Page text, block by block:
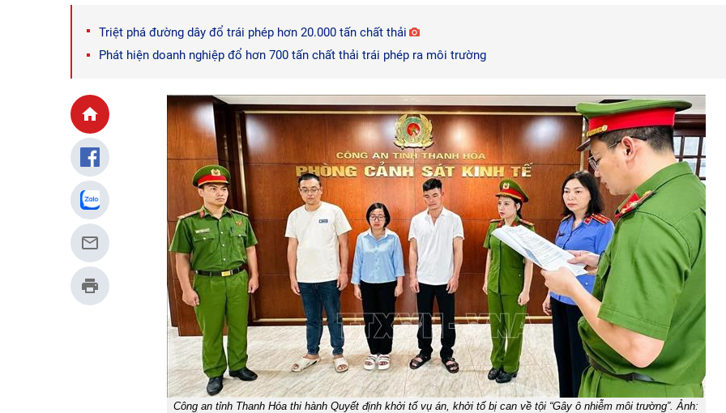
Triệt phá đường dây đổ trái phép hơn 20.000 tấn chất thải
Phát hiện doanh nghiệp đổ hơn 700 tấn chất thải trái phép ra môi trường
Công an tỉnh Thanh Hóa thi hành Quyết định khởi tố vụ án, khởi tố bị can về tội “Gây ô nhiễm môi trường”. Ảnh: